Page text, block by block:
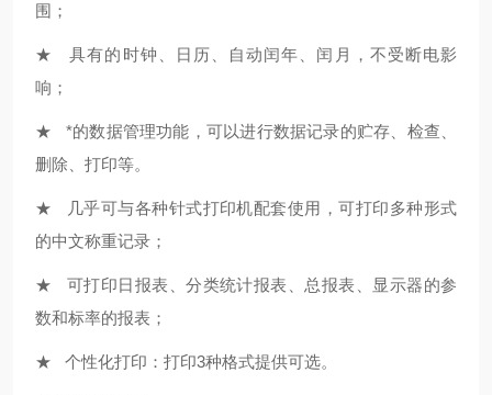
围；
★ 具有的时钟、日历、自动闰年、闰月，不受断电影
响；
★ *的数据管理功能，可以进行数据记录的贮存、检查、
删除、打印等。
★ 几乎可与各种针式打印机配套使用，可打印多种形式
的中文称重记录；
★ 可打印日报表、分类统计报表、总报表、显示器的参
数和标率的报表；
★ 个性化打印：打印3种格式提供可选。